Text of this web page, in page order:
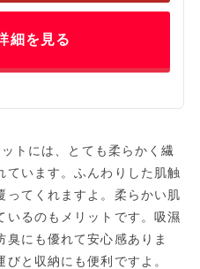
細を見る
トには、とても柔らかく繊
ています。ふんわりした肌触
ってくれますよ。柔らかい肌
いるのもメリットです。吸濕
にも優れて安心感ありま
と収納にも便利ですよ。